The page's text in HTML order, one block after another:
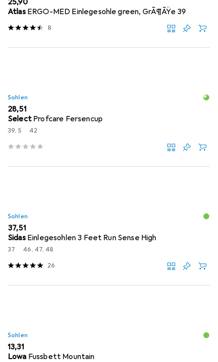
Atlas ERGO-MED Einlegesohle green, GrÃ¶ÃŸe 39
8
Sohlen
EUR
28,51
Select Profcare Fersencup
39, S 42
Sohlen
EUR
37,51
Sidas Einlegesohlen 3 Feet Run Sense High
37 46, 47, 48
26
Sohlen
EUR
13,31
Lowa Fussbett Mountain